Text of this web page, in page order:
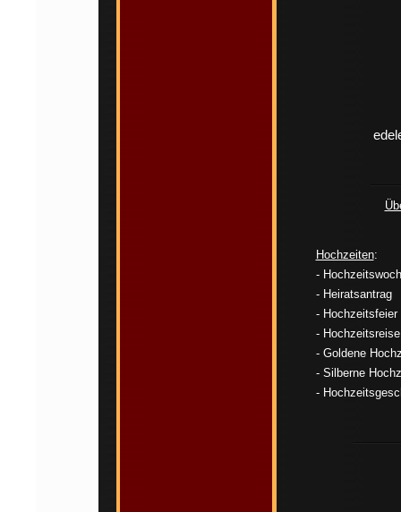
Hochzeiten:
-
- Heiratsantrag
- Hochzeitsfeier
- Hochzeitsreise
- Goldene
- Silberne
-